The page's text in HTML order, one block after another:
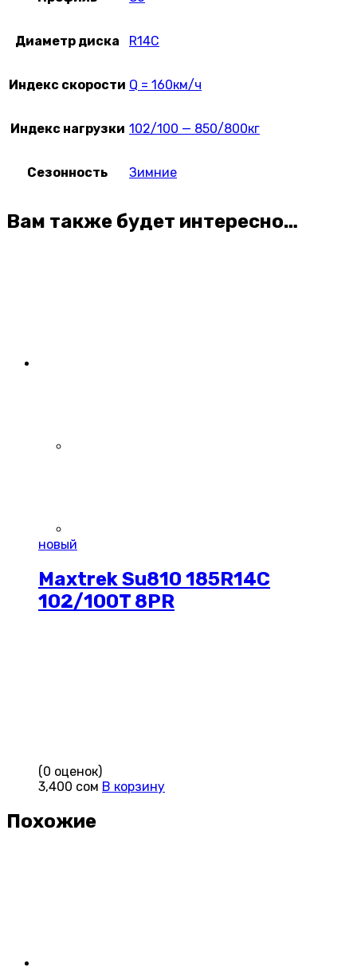
Диаметр диска R14C
Индекс скорости Q = 160км/ч
Индекс нагрузки 102/100 — 850/800кг
Сезонность Зимние
Вам также будет интересно…
новый
Maxtrek Su810 185R14C
102/100T 8PR
(0 оценок)
3,400 сом В корзину
Похожие